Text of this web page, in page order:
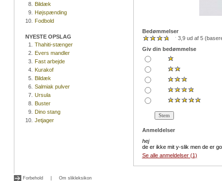
8. Bildæk
9. Højspænding
10. Fodbold
NYESTE OPSLAG
1.
Thahiti-stænger
2. Evers mandler
3. Fast arbejde
4. Kurakof
5. Bildæk
6. Salmiak pulver
7. Ursula
8. Buster
9. Dino stang
10. Jetjager
Bedømmelser
3,9 ud af 5
Giv din bedømmelse
Anmeldelser
hej
de er ikke mit y-slik men de er
Se alle anmeldelser (1)
Forbehold Om slikleksikon